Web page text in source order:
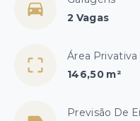
2 Vagas
Área Privativa
146,50 m²
Previsão De